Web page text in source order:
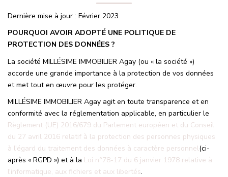
ESTIMATION
NOS MAGAZINES
Millésimme Immobilier N°1
Millésimme Immobilier N°2
Millésimme Immobilier N°3
Millésimme Immobilier N°4
Millésimme Immobilier N°5
Millésimme Immobilier N°6
Dernière mise à jour : Février 2023
POURQUOI AVOIR ADOPTÉ UNE POLITIQUE DE
PROTECTION DES DONNÉES ?
La société MILLÉSIME IMMOBILIER Agay (ou « la société »)
accorde une grande importance à la protection de vos données
et met tout en œuvre pour les protéger.
MILLÉSIME IMMOBILIER Agay agit en toute transparence et en
conformité avec la réglementation applicable, en particulier le
Règlement (UE) 2016/679 du Parlement européen et du Conseil
du 27 avril 2016 relatif à la protection des personnes physiques
à l'égard du traitement des données à caractère personnel(ci-
après « RGPD ») et à la Loi n°78-17 du 6 janvier 1978 relative à
l'informatique, aux fichiers et aux libertés.